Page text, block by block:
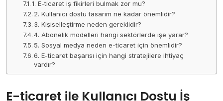
1. E-ticaret iş fikirleri bulmak zor mu?
2. Kullanıcı dostu tasarım ne kadar önemlidir?
3. Kişiselleştirme neden gereklidir?
4. Abonelik modelleri hangi sektörlerde işe yarar?
5. Sosyal medya neden e-ticaret için önemlidir?
6. E-ticaret başarısı için hangi stratejilere ihtiyaç
vardır?
E-ticaret ile Kullanıcı Dostu İş